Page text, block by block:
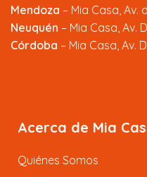
Mendoza – Mia Casa, Av.
Neuquén – Mia Casa, Av.
Córdoba – Mia Casa, Av.
Acerca de Mia
Quiénes Somos